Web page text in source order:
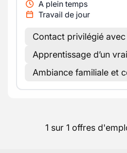
A plein temps
Travail de jour
Contact privilégié
Apprentissage d’un
Ambiance familiale et
1 sur 1 offres